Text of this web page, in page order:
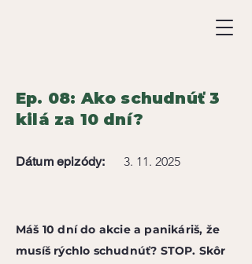
Ep. 08: Ako schudnúť 3
kilá za 10 dní?
Dátum epizódy: 3. 11. 2025
Máš 10 dní do akcie a panikáriš, že
musíš rýchlo schudnúť? STOP. Skôr